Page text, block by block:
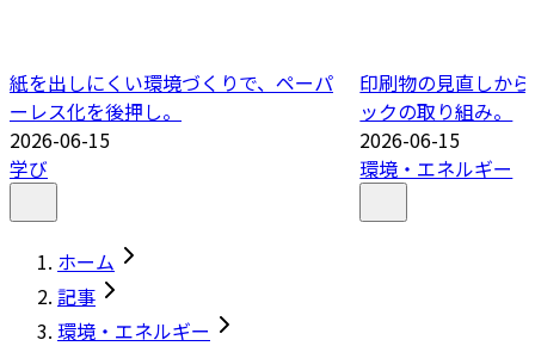
紙を出しにくい環境づくりで、ペーパ
ーレス化を後押し。
2026-06-15
学び
印刷物の見直しか
ックの取り組み。
2026-06-15
環境・エネルギー
ホーム
記事
環境・エネルギー